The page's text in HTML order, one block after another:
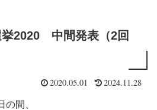
挙2020 中間発表（2回
2020.05.01 2024.11.28
間、